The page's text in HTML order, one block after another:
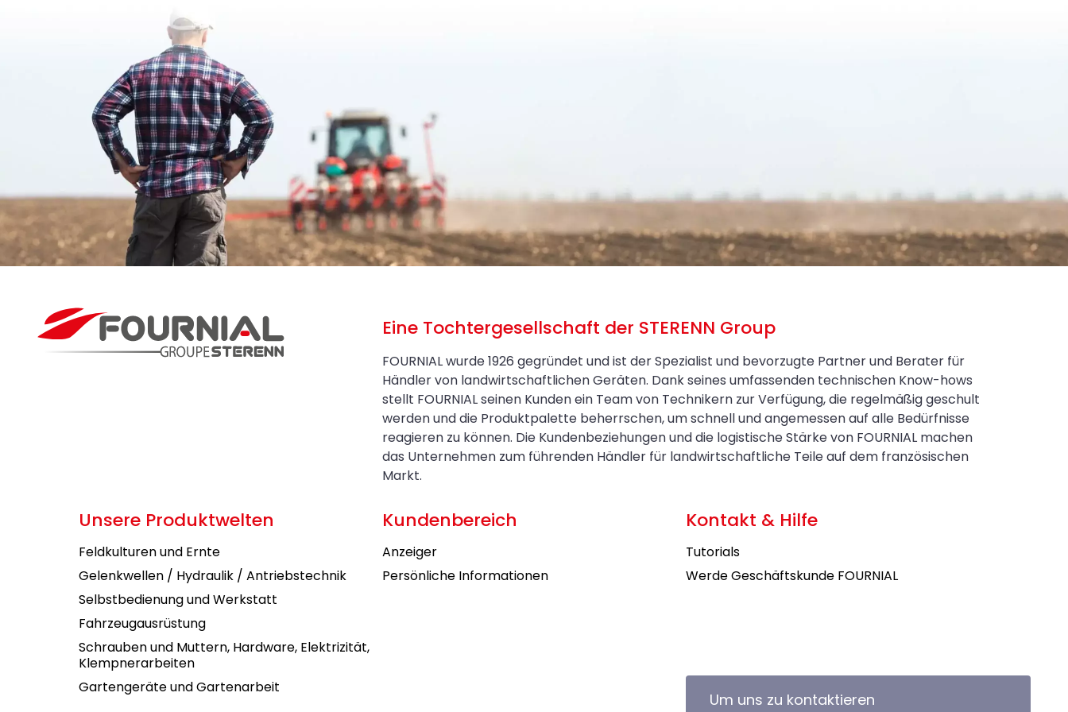
Eine Tochtergesellschaft der STERENN Group
FOURNIAL wurde 1926 gegründet und ist der Spezialist und bevorzugte Partner und Berater für
Händler von landwirtschaftlichen Geräten. Dank seines umfassenden technischen Know-hows
stellt FOURNIAL seinen Kunden ein Team von Technikern zur Verfügung, die regelmäßig geschult
werden und die Produktpalette beherrschen, um schnell und angemessen auf alle Bedürfnisse
reagieren zu können. Die Kundenbeziehungen und die logistische Stärke von FOURNIAL machen
das Unternehmen zum führenden Händler für landwirtschaftliche Teile auf dem französischen
Markt.
Unsere Produktwelten
Feldkulturen und Ernte
Gelenkwellen / Hydraulik / Antriebstechnik
Selbstbedienung und Werkstatt
Fahrzeugausrüstung
Schrauben und Muttern, Hardware, Elektrizität,
Klempnerarbeiten
Gartengeräte und Gartenarbeit
Kundenbereich
Anzeiger
Persönliche Informationen
Kontakt & Hilfe
Tutorials
Werde Geschäftskunde FOURNIAL
Um uns zu kontaktieren